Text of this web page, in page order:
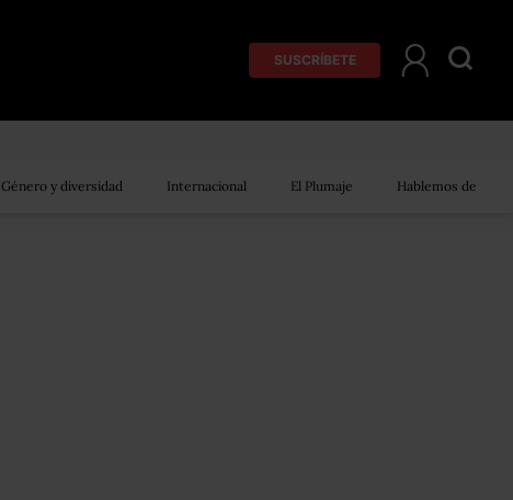
SUSCRÍBETE
Género y diversidad Internacional El Plumaje Hablemos de